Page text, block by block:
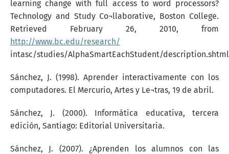
learning change with full access to word processors?
Technology and Study Co¬llaborative, Boston College.
Retrieved February 26, 2010, from
http://www.bc.edu/research/
intasc/studies/AlphaSmartEachStudent/
Sánchez, J. (1998). Aprender interactivamente con los
computadores. El Mercurio, Artes y Le¬tras, 19 de abril.
Sánchez, J. (2000). Informática educativa, tercera
edición, Santiago: Editorial Universitaria.
Sánchez, J. (2007). ¿Aprenden los alumnos con las